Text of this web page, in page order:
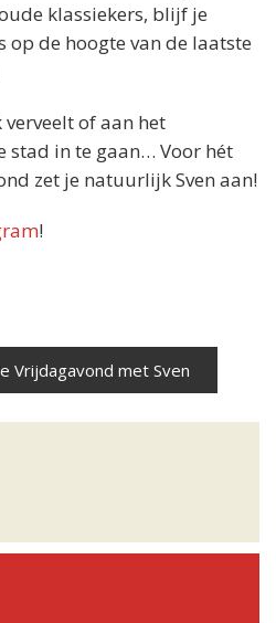
klassiekers, blijf je
op de hoogte van de laatste
of aan het
stad in te gaan… Voor hét
zet je natuurlijk Sven aan!
!
Vrijdagavond met Sven